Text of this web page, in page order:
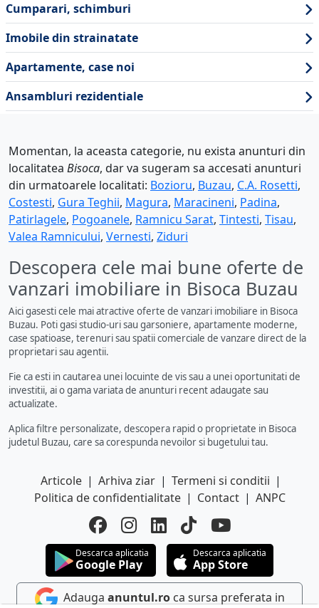
Cumparari, schimburi
Imobile din strainatate
Apartamente, case noi
Ansambluri rezidentiale
Momentan, la aceasta categorie, nu exista anunturi din
localitatea Bisoca, dar va sugeram sa accesati anunturi
din urmatoarele localitati: Bozioru, Buzau, C.A. Rosetti,
Costesti, Gura Teghii, Magura, Maracineni, Padina,
Patirlagele, Pogoanele, Ramnicu Sarat, Tintesti, Tisau,
Valea Ramnicului, Vernesti, Ziduri
Descopera cele mai bune oferte de
vanzari imobiliare in Bisoca Buzau
Aici gasesti cele mai atractive oferte de vanzari imobiliare in Bisoca
Buzau. Poti gasi studio-uri sau garsoniere, apartamente moderne,
case spatioase, terenuri sau spatii comerciale de vanzare direct de la
proprietari sau agentii.
Fie ca esti in cautarea unei locuinte de vis sau a unei oportunitati de
investitii, ai o gama variata de anunturi recent adaugate sau
actualizate.
Aplica filtre personalizate, descopera rapid o proprietate in Bisoca
judetul Buzau, care sa corespunda nevoilor si bugetului tau.
Articole | Arhiva ziar | Termeni si conditii |
Politica de confidentialitate | Contact | ANPC
Descarca aplicatia
Google Play
Descarca aplicatia
App Store
Adauga anuntul.roca sursa preferata in